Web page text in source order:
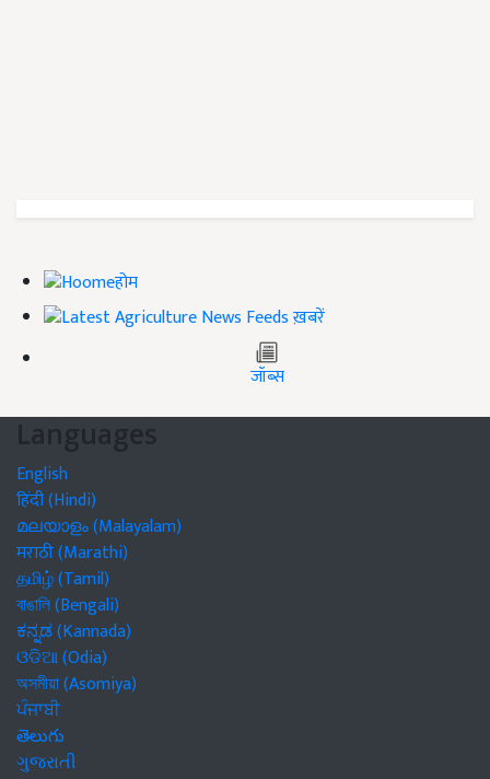
होम
ख़बरें
जॉब्स
Languages
English
हिंदी (Hindi)
മലയാളം (Malayalam)
मराठी (Marathi)
தமிழ் (Tamil)
বাঙালি (Bengali)
ಕನ್ನಡ (Kannada)
ଓଡିଆ (Odia)
অসমীয়া (Asomiya)
ਪੰਜਾਬੀ
తెలుగు
ગુજરાતી